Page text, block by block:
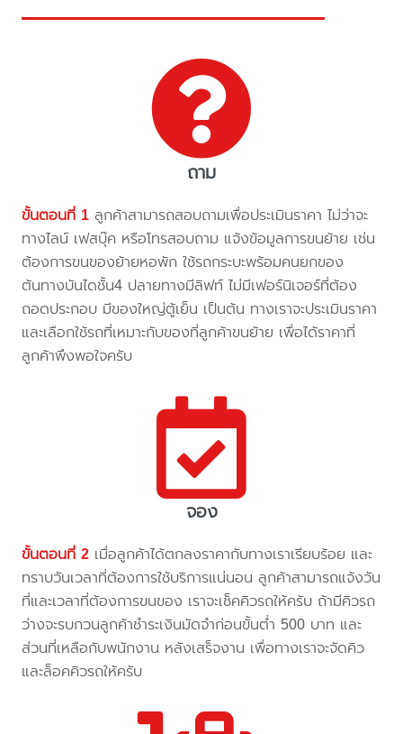
ถาม
ขั้นตอนที่ 1 ลูกค้าสามารถสอบถามเพื่อประเมินราคา ไม่ว่าจะ
ทางไลน์ เฟสบุ๊ค หรือโทรสอบถาม แจ้งข้อมูลการขนย้าย เช่น
ต้องการขนของย้ายหอพัก ใช้รถกระบะพร้อมคนยกของ
ต้นทางบันไดชั้น4 ปลายทางมีลิฟท์ ไม่มีเฟอร์นิเจอร์ที่ต้อง
ถอดประกอบ มีของใหญ่ตู้เย็น เป็นต้น ทางเราจะประเมินราคา
และเลือกใช้รถที่เหมาะกับของที่ลูกค้าขนย้าย เพื่อได้ราคาที่
ลูกค้าพึงพอใจครับ
จอง
ขั้นตอนที่ 2 เมื่อลูกค้าได้ตกลงราคากับทางเราเรียบร้อย และ
ทราบวันเวลาที่ต้องการใช้บริการแน่นอน ลูกค้าสามารถแจ้งวัน
ที่และเวลาที่ต้องการขนของ เราจะเช็คคิวรถให้ครับ ถ้ามีคิวรถ
ว่างจะรบกวนลูกค้าชำระเงินมัดจำก่อนขั้นต่ำ 500 บาท และ
ส่วนที่เหลือกับพนักงาน หลังเสร็จงาน เพื่อทางเราจะจัดคิว
และล็อคคิวรถให้ครับ